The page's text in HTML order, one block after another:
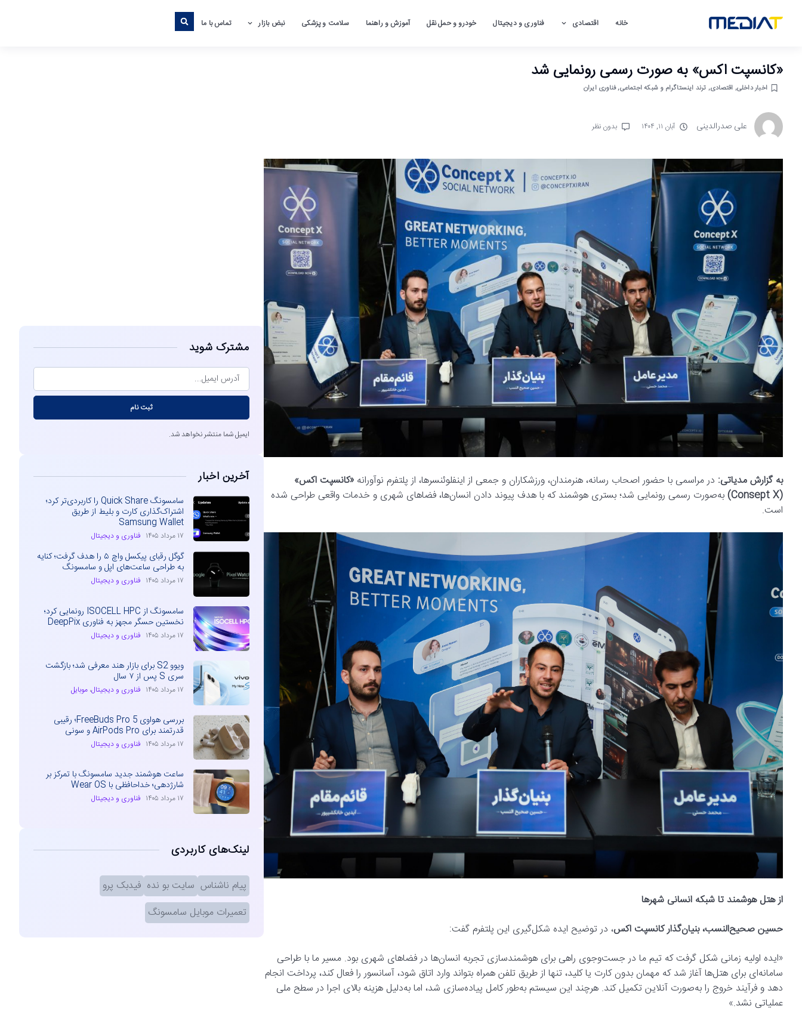
خانه اقتصادی فناوری و دیجیتال خودرو و حمل نقل آموزش و راهنما سلامت و پزشکی نبض بازار تماس با ما
«کانسپت اکس» به صورت رسمی رونمایی شد
اخبار داخلی, اقتصادی, ترند اینستاگرام و شبکه اجتماعی,فناوری ایران
علی صدرالدینی آبان ۱۱, ۱۴۰۴ بدون نظر
به گزارش مدیاتی: در مراسمی با حضور اصحاب رسانه، هنرمندان، ورزشکاران و جمعی از اینفلوئنسرها، از پلتفرم نوآورانه «کانسپت اکس»
(Consept X)
به‌صورت رسمی رونمایی شد؛ بستری هوشمند که با هدف پیوند دادن انسان‌ها، فضاهای شهری و خدمات واقعی طراحی شده
است.
از هتل هوشمند تا شبکه انسانی شهرها
حسین صحیح‌النسب، بنیان‌گذار کانسپت اکس، در توضیح ایده شکل‌گیری این پلتفرم گفت:
«ایده اولیه زمانی شکل گرفت که تیم ما در جست‌وجوی راهی برای هوشمندسازی تجربه انسان‌ها در فضاهای شهری بود. مسیر ما با طراحی
سامانه‌ای برای هتل‌ها آغاز شد که مهمان بدون کارت یا کلید، تنها از طریق تلفن همراه بتواند وارد اتاق شود، آسانسور را فعال کند، پرداخت انجام
دهد و فرآیند خروج را به‌صورت آنلاین تکمیل کند. هرچند این سیستم به‌طور کامل پیاده‌سازی شد، اما به‌دلیل هزینه بالای اجرا در سطح ملی
عملیاتی نشد.»
مشترک شوید
ثبت نام
ایمیل شما منتشر نخواهد شد.
آخرین اخبار
سامسونگ Quick Share را کاربردی‌تر کرد؛
اشتراک‌گذاری کارت و بلیط از طریق
Samsung Wallet
۱۷ مرداد ۱۴۰۵ فناوری و دیجیتال
گوگل رقبای پیکسل واچ ۵ را هدف گرفت؛ کنایه
به طراحی ساعت‌های اپل و سامسونگ
۱۷ مرداد ۱۴۰۵ فناوری و دیجیتال
سامسونگ از ISOCELL HPC رونمایی کرد؛
نخستین حسگر مجهز به فناوری DeepPix
۱۷ مرداد ۱۴۰۵ فناوری و دیجیتال
ویوو S2 برای بازار هند معرفی شد؛ بازگشت
سری S پس از ۷ سال
۱۷ مرداد ۱۴۰۵ فناوری و دیجیتال،موبایل
بررسی هواوی FreeBuds Pro 5؛ رقیبی
قدرتمند برای AirPods Pro و سونی
۱۷ مرداد ۱۴۰۵ فناوری و دیجیتال
ساعت هوشمند جدید سامسونگ با تمرکز بر
شارژدهی؛ خداحافظی با Wear OS
۱۷ مرداد ۱۴۰۵ فناوری و دیجیتال
لینک‌های کاربردی
پیام ناشناس سایت بو نده فیدبک پرو
تعمیرات موبایل سامسونگ